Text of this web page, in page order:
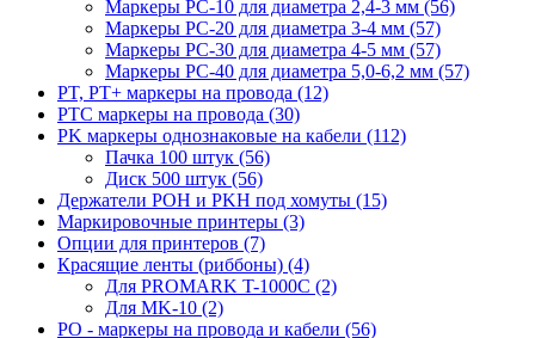
Маркеры PC-10 для диаметра 2,4-3 мм (56)
Маркеры PC-20 для диаметра 3-4 мм (57)
Маркеры PC-30 для диаметра 4-5 мм (57)
Маркеры PC-40 для диаметра 5,0-6,2 мм (57)
PT, PT+ маркеры на провода (12)
PTC маркеры на провода (30)
PK маркеры однознаковые на кабели (112)
Пачка 100 штук (56)
Диск 500 штук (56)
Держатели POH и PKH под хомуты (15)
Маркировочные принтеры (3)
Опции для принтеров (7)
Красящие ленты (риббоны) (4)
Для PROMARK T-1000C (2)
Для MK-10 (2)
PO - маркеры на провода и кабели (56)